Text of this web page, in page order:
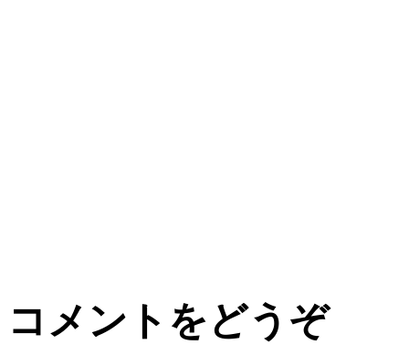
コメントをどうぞ